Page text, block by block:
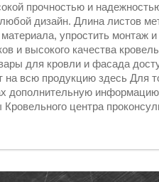
прочностью и
дизайн. Длина листов
упростить монтаж
и высокого качества
для кровли и фасада
всю продукцию здесь Для
дополнительную
центра